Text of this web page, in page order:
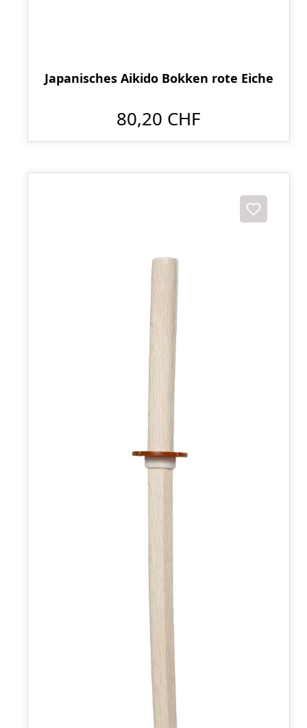
Japanisches Aikido Bokken rote Eiche
80,20 CHF